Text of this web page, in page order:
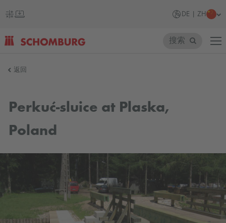
DE | ZH
国
搜索
返回
Perkuć-sluice at Plaska,
Poland